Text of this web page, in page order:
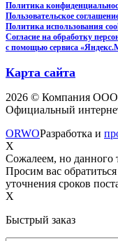
Политика
Пользовательское
Политика использования
Согласие на обработку
с помощью сервиса
Карта сайта
2026 © Компания ООО
Официальный
ORWOРазработка и
X
Сожалеем, но данного
Просим вас
уточнения сроков
X
Быстрый заказ